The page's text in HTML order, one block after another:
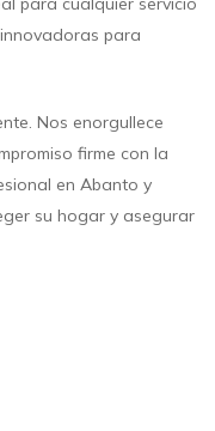
para
Nos enorgullece
firme con la
en Abanto y
su hogar y asegurar